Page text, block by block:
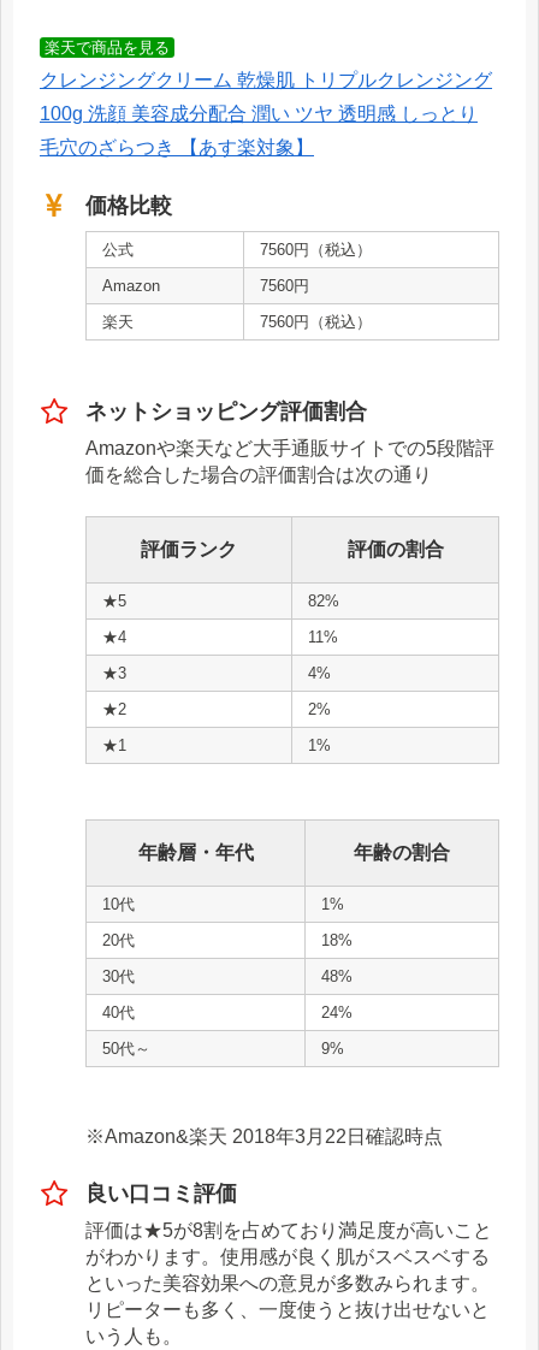
楽天で商品を見る
クレンジングクリーム 乾燥肌 トリプルクレンジング
100g 洗顔 美容成分配合 潤い ツヤ 透明感 しっとり
毛穴のざらつき 【あす楽対象】
価格比較
公式
7560円（税込）
Amazon
7560円
楽天
7560円（税込）
ネットショッピング評価割合
Amazonや楽天など大手通販サイトでの5段階評
価を総合した場合の評価割合は次の通り
評価ランク 評価の割合
★5
82%
★4
11%
★3
4%
★2
2%
★1
1%
年齢層・年代 年齢の割合
10代
1%
20代
18%
30代
48%
40代
24%
50代～
9%
※Amazon&楽天 2018年3月22日確認時点
良い口コミ評価
評価は★5が8割を占めており満足度が高いこと
がわかります。使用感が良く肌がスベスベする
といった美容効果への意見が多数みられます。
リピーターも多く、一度使うと抜け出せないと
いう人も。